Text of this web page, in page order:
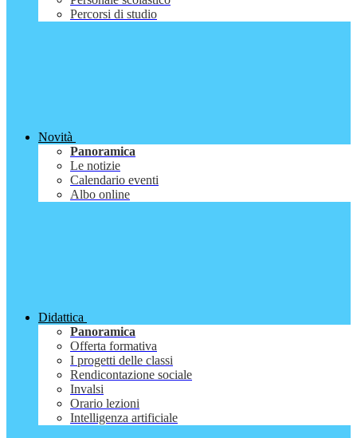
Percorsi di studio
Novità
Panoramica
Le notizie
Calendario eventi
Albo online
Didattica
Panoramica
Offerta formativa
I progetti delle classi
Rendicontazione sociale
Invalsi
Orario lezioni
Intelligenza artificiale